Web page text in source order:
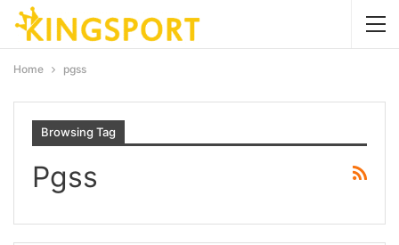
Home pgss
Browsing Tag
Pgss